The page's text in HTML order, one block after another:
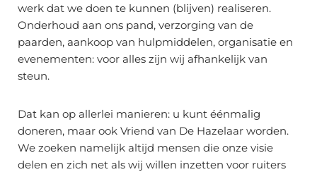
werk dat we doen te kunnen (blijven) realiseren.
Onderhoud aan ons pand, verzorging van de
paarden, aankoop van hulpmiddelen, organisatie en
evenementen: voor alles zijn wij afhankelijk van
steun.
Dat kan op allerlei manieren: u kunt éénmalig
doneren, maar ook Vriend van De Hazelaar worden.
We zoeken namelijk altijd mensen die onze visie
delen en zich net als wij willen inzetten voor ruiters